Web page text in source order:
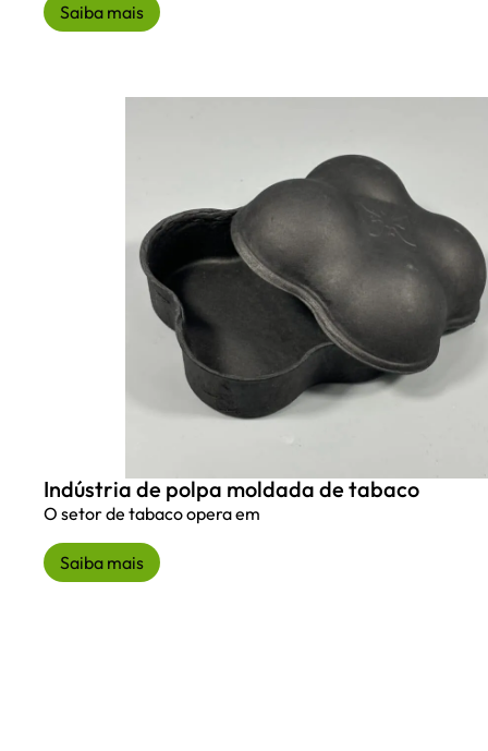
Saiba mais
Indústria de polpa moldada de tabaco
O setor de tabaco opera em
Saiba mais